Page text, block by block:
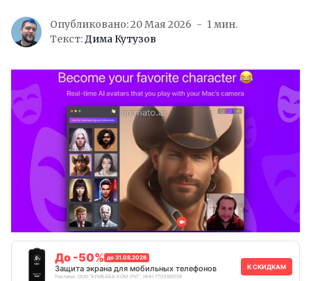
Опубликовано: 20 Мая 2026
1 мин.
Текст:Дима Кутузов
До -50% до 31.08.2026
Защита экрана для мобильных телефонов
Реклама. ООО "АЛИБАБА.КОМ (РУ)", ИНН 7703380158
К СКИДКАМ